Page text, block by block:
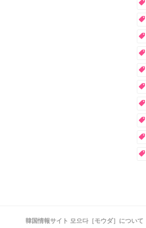
韓国情報サイト 모으다［モウダ］について